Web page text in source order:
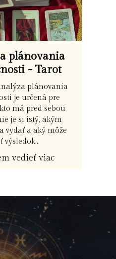
plánovania
- Tarot
plánovania
je určená pre
má pred sebou
je si istý, akým
vydať a aký môže
výsledok...
vedieť viac